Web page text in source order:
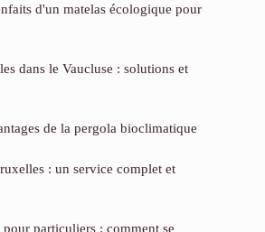
d'un matelas écologique pour
dans le Vaucluse : solutions et
de la pergola bioclimatique
: un service complet et
pour particuliers : comment se